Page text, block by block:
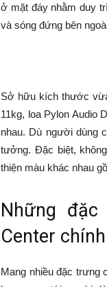
ở mặt đáy nhằm duy
và sóng đứng bên
Sở hữu kích thước
11kg, loa Pylon Audio
nhau. Dù người dùng
tưởng. Đặc biệt,
thiện màu khác nhau
Những đặc
Center
Mang nhiều đặc trưng